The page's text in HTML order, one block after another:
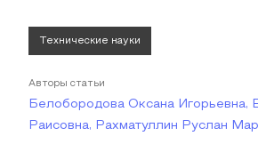
Технические науки
Авторы статьи
Белобородова Оксана Игорьевна,
Раисовна, Рахматуллин Руслан